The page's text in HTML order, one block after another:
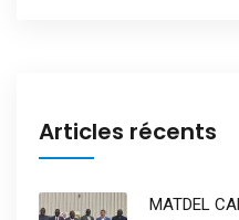
Articles récents
MATDEL